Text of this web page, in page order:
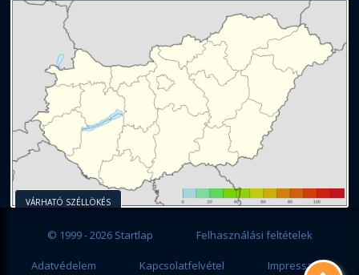
VÁRHATÓ SZÉLLÖKÉS
© 1999 - 2026 Startlap Felhasználási feltételek
Adatvédelem Kapcsolatfelvétel Impresszum